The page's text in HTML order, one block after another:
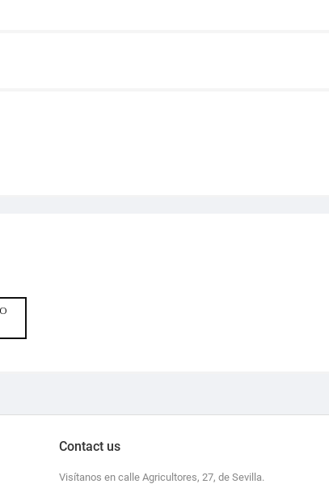
Contact us
Visítanos en calle Agricultores, 27, de Sevilla.